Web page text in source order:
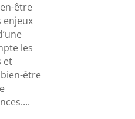
être
enjeux
les
et
être